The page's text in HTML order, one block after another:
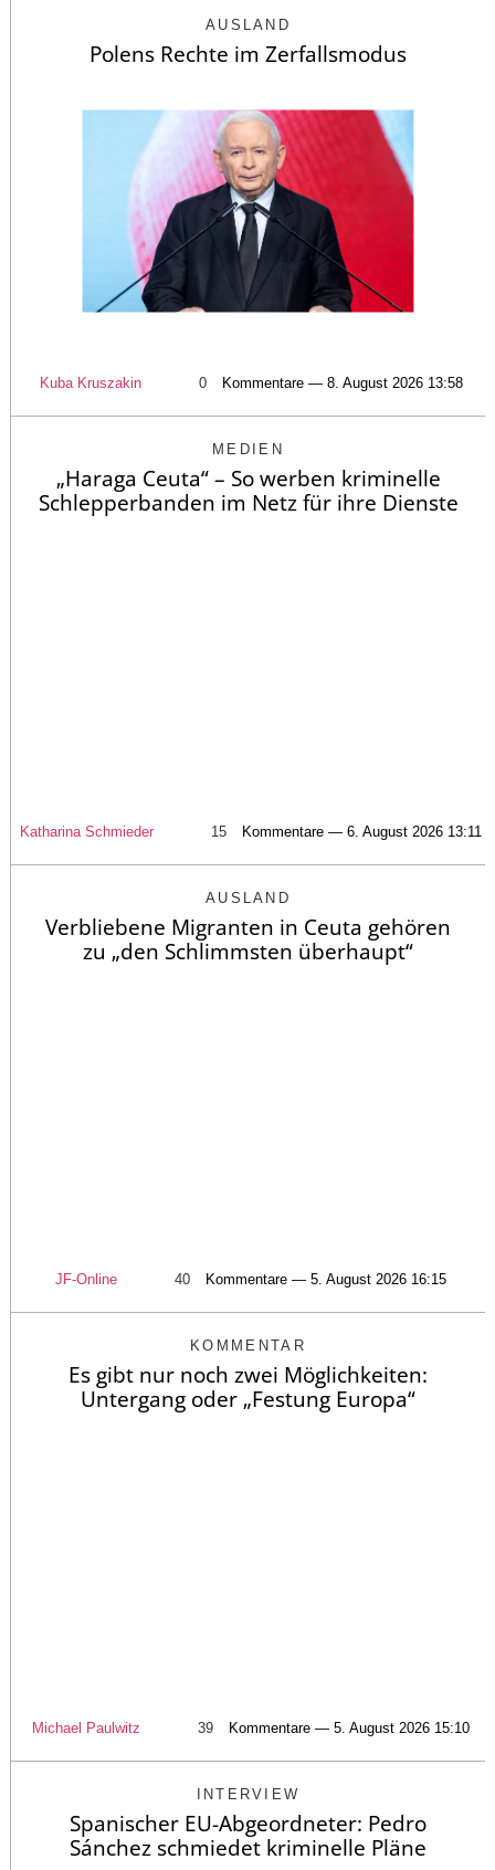
AUSLAND
Polens Rechte im Zerfallsmodus
Kuba Kruszakin 0 Kommentare — 8. August 2026 13:58
MEDIEN
„Haraga Ceuta“ – So werben kriminelle
Schlepperbanden im Netz für ihre Dienste
Katharina Schmieder 15 Kommentare — 6. August 2026 13:11
AUSLAND
Verbliebene Migranten in Ceuta gehören
zu „den Schlimmsten überhaupt“
JF-Online 40 Kommentare — 5. August 2026 16:15
KOMMENTAR
Es gibt nur noch zwei Möglichkeiten:
Untergang oder „Festung Europa“
Michael Paulwitz 39 Kommentare — 5. August 2026 15:10
INTERVIEW
Spanischer EU-Abgeordneter: Pedro
Sánchez schmiedet kriminelle Pläne